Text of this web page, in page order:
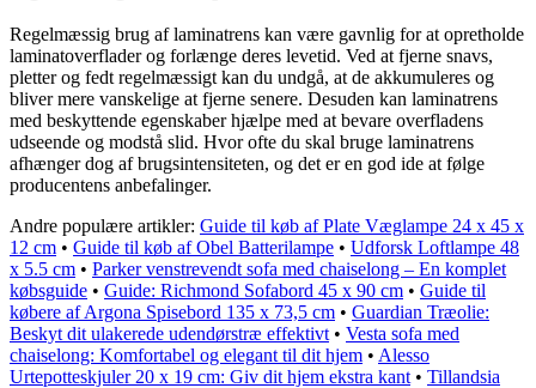
Regelmæssig brug af laminatrens kan være gavnlig for at opretholde
laminatoverflader og forlænge deres levetid. Ved at fjerne snavs,
pletter og fedt regelmæssigt kan du undgå, at de akkumuleres og
bliver mere vanskelige at fjerne senere. Desuden kan laminatrens
med beskyttende egenskaber hjælpe med at bevare overfladens
udseende og modstå slid. Hvor ofte du skal bruge laminatrens
afhænger dog af brugsintensiteten, og det er en god ide at følge
producentens anbefalinger.
Andre populære artikler: Guide til køb af Plate Væglampe 24 x 45 x
12 cm • Guide til køb af Obel Batterilampe • Udforsk Loftlampe 48
x 5.5 cm • Parker venstrevendt sofa med chaiselong – En komplet
købsguide • Guide: Richmond Sofabord 45 x 90 cm • Guide til
købere af Argona Spisebord 135 x 73,5 cm • Guardian Træolie:
Beskyt dit ulakerede udendørstræ effektivt • Vesta sofa med
chaiselong: Komfortabel og elegant til dit hjem • Alesso
Urtepotteskjuler 20 x 19 cm: Giv dit hjem ekstra kant • Tillandsia